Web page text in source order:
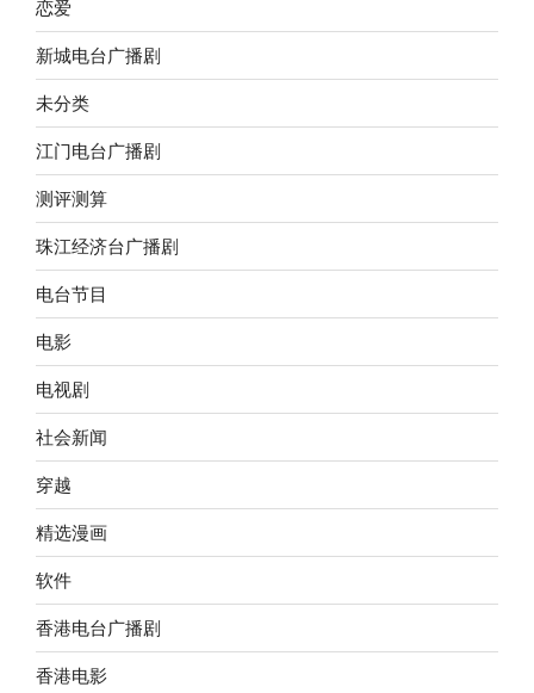
恋爱
新城电台广播剧
未分类
江门电台广播剧
测评测算
珠江经济台广播剧
电台节目
电影
电视剧
社会新闻
穿越
精选漫画
软件
香港电台广播剧
香港电影